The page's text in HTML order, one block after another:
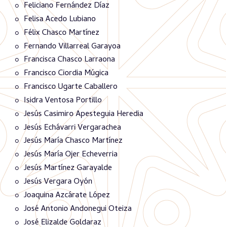
Feliciano Fernández Díaz
Felisa Acedo Lubiano
Félix Chasco Martínez
Fernando Villarreal Garayoa
Francisca Chasco Larraona
Francisco Ciordia Múgica
Francisco Ugarte Caballero
Isidra Ventosa Portillo
Jesús Casimiro Apesteguia Heredia
Jesús Echávarri Vergarachea
Jesús María Chasco Martínez
Jesús María Ojer Echeverria
Jesús Martínez Garayalde
Jesús Vergara Oyón
Joaquina Azcárate López
José Antonio Andonegui Oteiza
José Elizalde Goldaraz